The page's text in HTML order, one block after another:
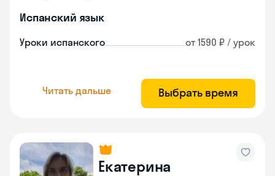
Испанский язык
Уроки испанского от 1590 ₽ / урок
Читать дальше Выбрать время
Екатерина